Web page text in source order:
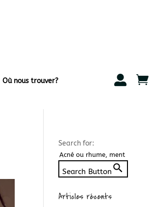
Où nous trouver?  
Search for:
Search Button
Articles récents